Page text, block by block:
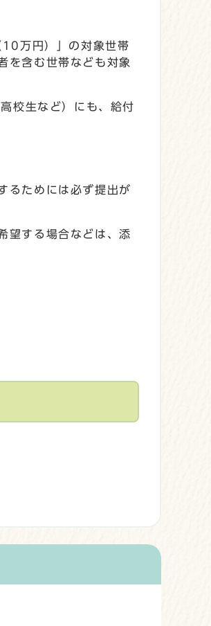
万円）」の対象世帯
を含む世帯なども対象
校生など）にも、給付
るためには必ず提出が
望する場合などは、添